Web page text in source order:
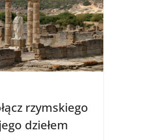
rzymskiego
dziełem